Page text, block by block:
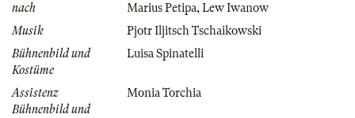
nach
Marius Petipa, Lew Iwanow
Musik
Pjotr Iljitsch Tschaikowski
Bühnenbild und
Kostüme
Luisa Spinatelli
Assistenz
Bühnenbild und
Monia Torchia